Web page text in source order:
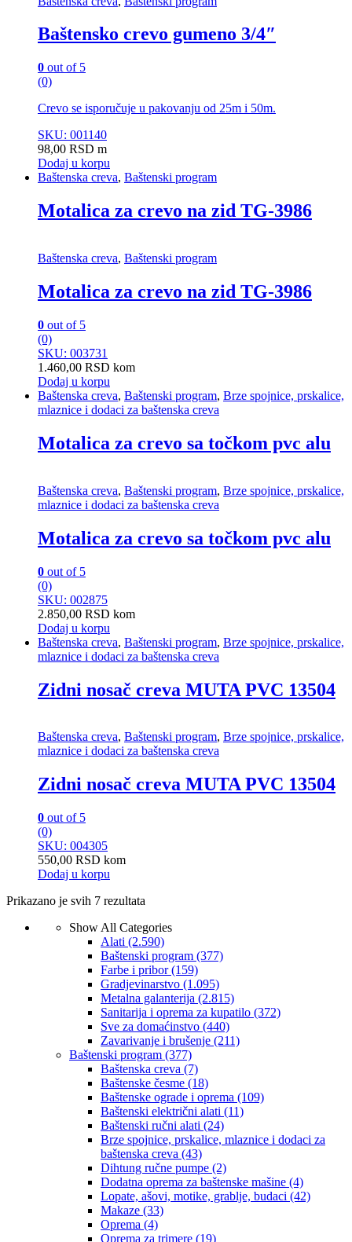
Baštensko crevo gumeno 3/4″
0 out of 5
(0)
Crevo se isporučuje u pakovanju od 25m i 50m.
SKU: 001140
98,00 RSD m
Dodaj u korpu
Baštenska creva, Baštenski program
Motalica za crevo na zid TG-3986
Baštenska creva, Baštenski program
Motalica za crevo na zid TG-3986
0 out of 5
(0)
SKU: 003731
1.460,00 RSD kom
Dodaj u korpu
Baštenska creva, Baštenski program, Brze spojnice, prskalice,
mlaznice i dodaci za baštenska creva
Motalica za crevo sa točkom pvc alu
Baštenska creva, Baštenski program, Brze spojnice, prskalice,
mlaznice i dodaci za baštenska creva
Motalica za crevo sa točkom pvc alu
0 out of 5
(0)
SKU: 002875
2.850,00 RSD kom
Dodaj u korpu
Baštenska creva, Baštenski program, Brze spojnice, prskalice,
mlaznice i dodaci za baštenska creva
Zidni nosač creva MUTA PVC 13504
Baštenska creva, Baštenski program, Brze spojnice, prskalice,
mlaznice i dodaci za baštenska creva
Zidni nosač creva MUTA PVC 13504
0 out of 5
(0)
SKU: 004305
550,00 RSD kom
Dodaj u korpu
Prikazano je svih 7 rezultata
Show All Categories
Alati (2.590)
Baštenski program (377)
Farbe i pribor(159)
Gradjevinarstvo (1.095)
Metalna galanterija (2.815)
Sanitarija i oprema za kupatilo (372)
Sve za domaćinstvo (440)
Zavarivanje i brušenje (211)
Baštenski program (377)
Baštenska creva (7)
Baštenske česme (18)
Baštenske ograde i oprema (109)
Baštenski električni alati (11)
Baštenski ručni alati (24)
Brze spojnice, prskalice, mlaznice i dodaci za
baštenska creva (43)
Dihtung ručne pumpe (2)
Dodatna oprema za baštenske mašine (4)
Lopate, ašovi, motike, grablje, budaci (42)
Makaze (33)
Oprema (4)
Oprema za trimere (19)